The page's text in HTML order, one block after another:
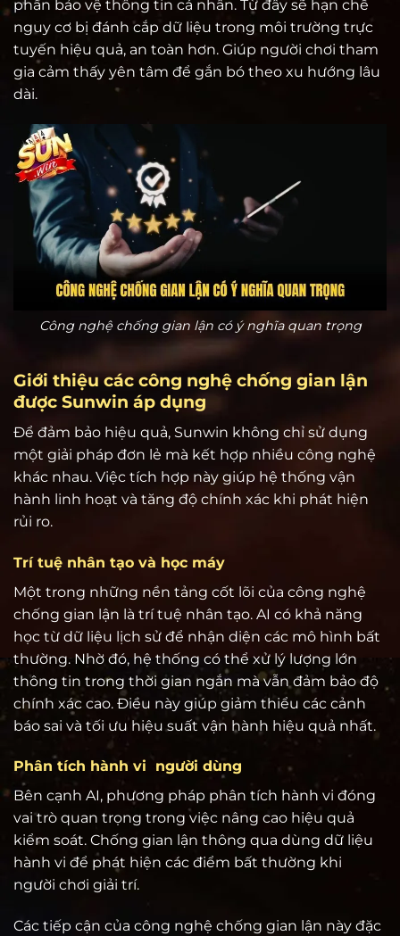
phần bảo vệ thông tin cá nhân. Từ đây sẽ hạn chế
nguy cơ bị đánh cắp dữ liệu trong môi trường trực
tuyến hiệu quả, an toàn hơn. Giúp người chơi tham
gia cảm thấy yên tâm để gắn bó theo xu hướng lâu
dài.
Công nghệ chống gian lận có ý nghĩa quan trọng
Giới thiệu các công nghệ chống gian lận
được Sunwin áp dụng
Để đảm bảo hiệu quả, Sunwin không chỉ sử dụng
một giải pháp đơn lẻ mà kết hợp nhiều công nghệ
khác nhau. Việc tích hợp này giúp hệ thống vận
hành linh hoạt và tăng độ chính xác khi phát hiện
rủi ro.
Trí tuệ nhân tạo và học máy
Một trong những nền tảng cốt lõi của công nghệ
chống gian lận là trí tuệ nhân tạo. AI có khả năng
học từ dữ liệu lịch sử để nhận diện các mô hình bất
thường. Nhờ đó, hệ thống có thể xử lý lượng lớn
thông tin trong thời gian ngắn mà vẫn đảm bảo độ
chính xác cao. Điều này giúp giảm thiểu các cảnh
báo sai và tối ưu hiệu suất vận hành hiệu quả nhất.
Phân tích hành vi người dùng
Bên cạnh AI, phương pháp phân tích hành vi đóng
vai trò quan trọng trong việc nâng cao hiệu quả
kiểm soát. Chống gian lận thông qua dùng dữ liệu
hành vi để phát hiện các điểm bất thường khi
người chơi giải trí.
Các tiếp cận của công nghệ chống gian lận này đặc